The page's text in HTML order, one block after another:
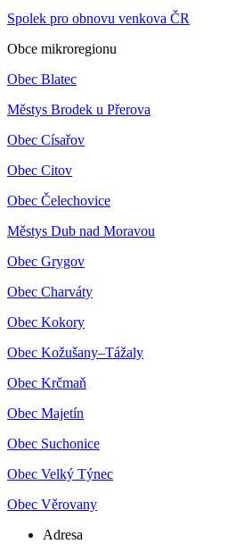
Spolek pro obnovu venkova ČR
Obce mikroregionu
Obec Blatec
Městys Brodek u Přerova
Obec Císařov
Obec Citov
Obec Čelechovice
Městys Dub nad Moravou
Obec Grygov
Obec Charváty
Obec Kokory
Obec Kožušany–Tážaly
Obec Krčmaň
Obec Majetín
Obec Suchonice
Obec Velký Týnec
Obec Věrovany
Adresa